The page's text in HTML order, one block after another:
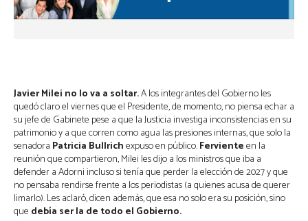
Javier Milei no lo va a soltar.A los integrantes del Gobierno les
quedó claro el viernes que el Presidente, de momento, no piensa echar a
su jefe de Gabinete pese a que la Justicia investiga inconsistencias en su
patrimonio y a que corren como agua las presiones internas, que solo la
senadora Patricia Bullrichexpuso en público.Fervienteen la
reunión que compartieron, Milei les dijo a los ministros que iba a
defender a Adorni incluso si tenía que perder la elección de 2027 y que
no pensaba rendirse frente a los periodistas (a quienes acusa de querer
limarlo). Les aclaró, dicen además, que esa no solo era su posición, sino
que debía ser la de todo el Gobierno.